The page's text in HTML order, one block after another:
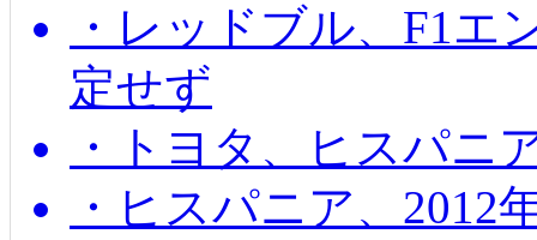
・レッドブル、F1エ
定せず
・トヨタ、ヒスパニ
・ヒスパニア、2012